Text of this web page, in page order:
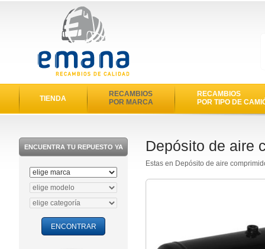
TIENDA
RECAMBIOS
POR MARCA
RECAMBIOS
POR TIPO DE
ENCUENTRA TU REPUESTO YA Depósito de aire
Estas en Depósito de aire